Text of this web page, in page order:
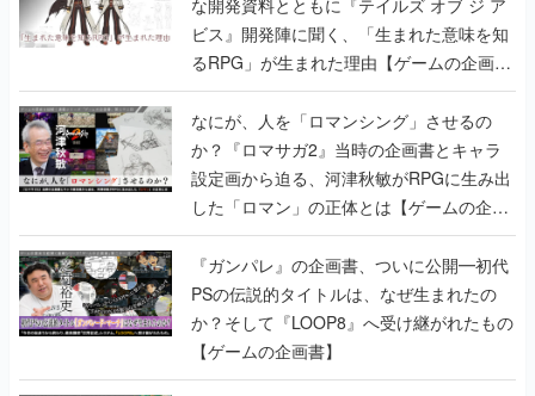
な開発資料とともに『テイルズ オブ ジ ア
ビス』開発陣に聞く、「生まれた意味を知
るRPG」が生まれた理由【ゲームの企画
書】
なにが、人を「ロマンシング」させるの
か？『ロマサガ2』当時の企画書とキャラ
設定画から迫る、河津秋敏がRPGに生み出
した「ロマン」の正体とは【ゲームの企画
書】
『ガンパレ』の企画書、ついに公開━初代
PSの伝説的タイトルは、なぜ生まれたの
か？そして『LOOP8』へ受け継がれたもの
【ゲームの企画書】